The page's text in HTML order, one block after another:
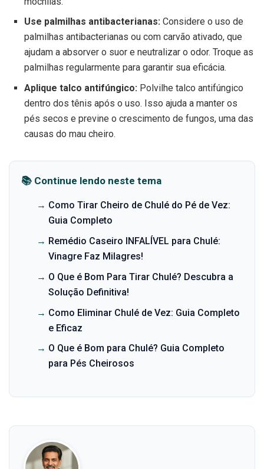
Use palmilhas antibacterianas:Considere o uso de
palmilhas antibacterianas ou com carvão ativado, que
ajudam a absorver o suor e neutralizar o odor. Troque as
palmilhas regularmente para garantir sua eficácia.
Aplique talco antifúngico:Polvilhe talco antifúngico
dentro dos tênis após o uso. Isso ajuda a manter os
pés secos e previne o crescimento de fungos, uma das
causas do mau cheiro.
📚 Continue lendo neste tema
→ Como Tirar Cheiro de Chulé do Pé de Vez:
Guia Completo
→ Remédio Caseiro INFALÍVEL para Chulé:
Vinagre Faz Milagres!
→ O Que é Bom Para Tirar Chulé? Descubra a
Solução Definitiva!
→ Como Eliminar Chulé de Vez: Guia Completo
e Eficaz
→ O Que é Bom para Chulé? Guia Completo
para Pés Cheirosos